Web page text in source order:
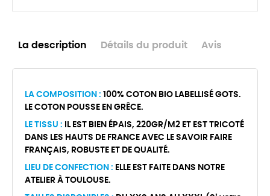
La description Détails du produit Avis
LA COMPOSITION : 100% COTON BIO LABELLISÉ GOTS.
LE COTON POUSSE EN GRÊCE.
LE TISSU : IL EST BIEN ÉPAIS, 220GR/M2 ET EST TRICOTÉ
DANS LES HAUTS DE FRANCE AVEC LE SAVOIR FAIRE
FRANÇAIS, ROBUSTE ET DE QUALITÉ.
LIEU DE CONFECTION : ELLE EST FAITE DANS NOTRE
ATELIER À TOULOUSE.